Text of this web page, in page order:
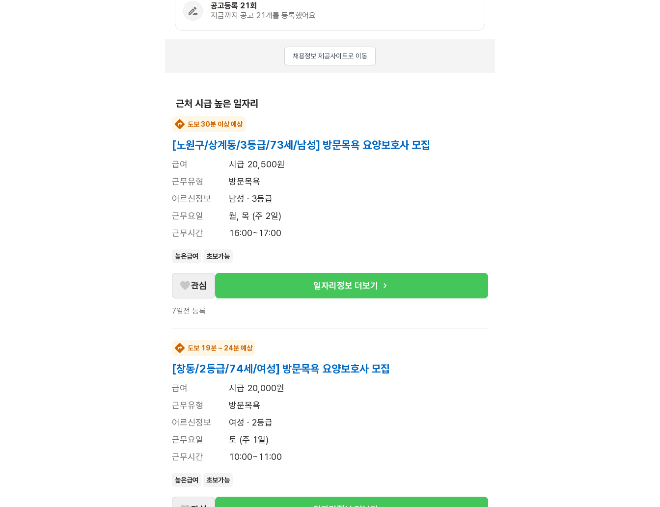
공고등록 21회
지금까지 공고 21개를 등록했어요
채용정보 제공사이트로 이동
근처 시급 높은 일자리
도보 30분 이상 예상
[노원구/상계동/3등급/73세/남성] 방문목욕 요양보호사 모집
급여
시급 20,500원
근무유형
방문목욕
어르신정보
남성 · 3등급
근무요일
월, 목 (주 2일)
근무시간
16:00~17:00
높은급여 초보가능
관심 일자리정보 더보기
7일전 등록
도보 19분 ~ 24분 예상
[창동/2등급/74세/여성] 방문목욕 요양보호사 모집
급여
시급 20,000원
근무유형
방문목욕
어르신정보
여성 · 2등급
근무요일
토 (주 1일)
근무시간
10:00~11:00
높은급여 초보가능